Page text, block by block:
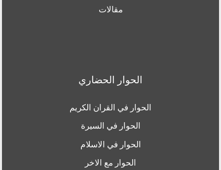
مقالات
الحوار الحضاري
الحوار في القران الكريم
الحوار في السيرة
الحوار في الاسلام
الحوار مع الاخر